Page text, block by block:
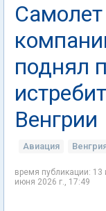
поднял
Венгрии
Авиация
время публикации:
июня 2026 г., 17:49